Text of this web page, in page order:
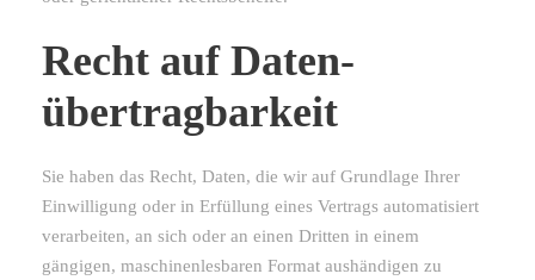
Recht auf Daten­
übertrag­barkeit
Sie haben das Recht, Daten, die wir auf Grundlage Ihrer
Einwilligung oder in Erfüllung eines Vertrags automatisiert
verarbeiten, an sich oder an einen Dritten in einem
gängigen, maschinenlesbaren Format aushändigen zu